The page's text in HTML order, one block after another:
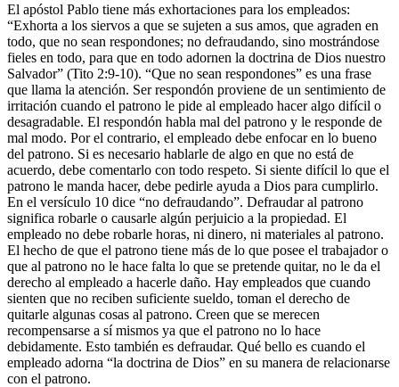
El apóstol Pablo tiene más exhortaciones para los empleados:
“Exhorta a los siervos a que se sujeten a sus amos, que agraden en
todo, que no sean respondones; no defraudando, sino mostrándose
fieles en todo, para que en todo adornen la doctrina de Dios nuestro
Salvador” (Tito 2:9-10). “Que no sean respondones” es una frase
que llama la atención. Ser respondón proviene de un sentimiento de
irritación cuando el patrono le pide al empleado hacer algo difícil o
desagradable. El respondón habla mal del patrono y le responde de
mal modo. Por el contrario, el empleado debe enfocar en lo bueno
del patrono. Si es necesario hablarle de algo en que no está de
acuerdo, debe comentarlo con todo respeto. Si siente difícil lo que el
patrono le manda hacer, debe pedirle ayuda a Dios para cumplirlo.
En el versículo 10 dice “no defraudando”. Defraudar al patrono
significa robarle o causarle algún perjuicio a la propiedad. El
empleado no debe robarle horas, ni dinero, ni materiales al patrono.
El hecho de que el patrono tiene más de lo que posee el trabajador o
que al patrono no le hace falta lo que se pretende quitar, no le da el
derecho al empleado a hacerle daño. Hay empleados que cuando
sienten que no reciben suficiente sueldo, toman el derecho de
quitarle algunas cosas al patrono. Creen que se merecen
recompensarse a sí mismos ya que el patrono no lo hace
debidamente. Esto también es defraudar. Qué bello es cuando el
empleado adorna “la doctrina de Dios” en su manera de relacionarse
con el patrono.